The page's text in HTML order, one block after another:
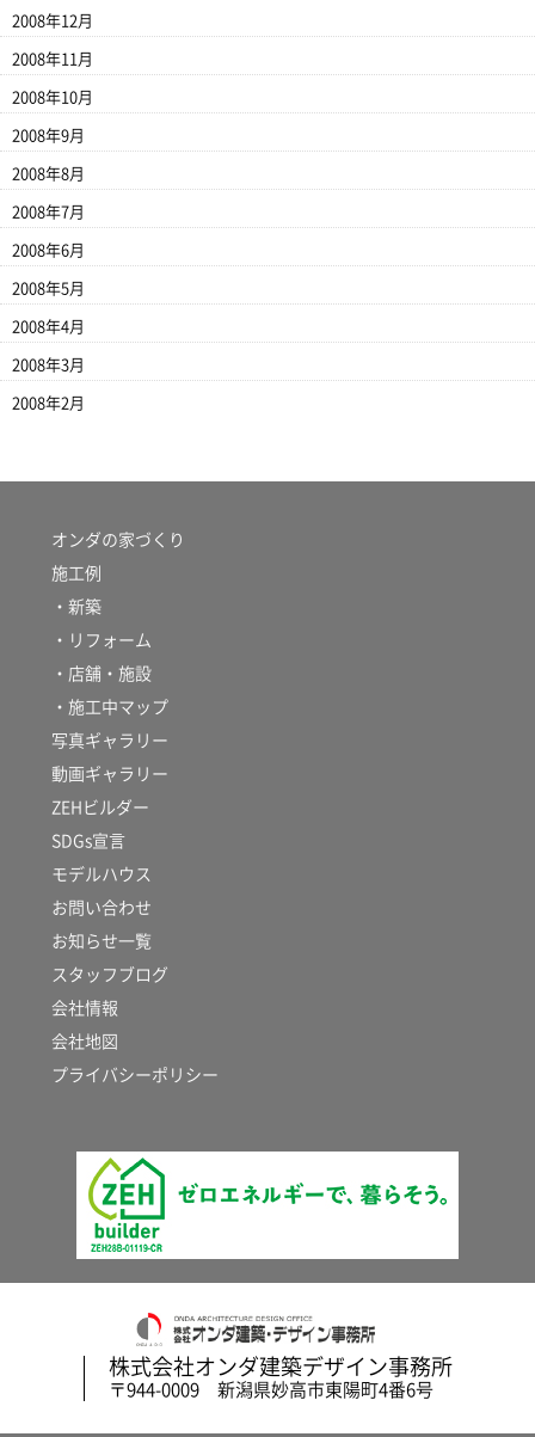
2008年12月
2008年11月
2008年10月
2008年9月
2008年8月
2008年7月
2008年6月
2008年5月
2008年4月
2008年3月
2008年2月
オンダの家づくり
施工例
・新築
・リフォーム
・店舗・施設
・施工中マップ
写真ギャラリー
動画ギャラリー
ZEHビルダー
SDGs宣言
モデルハウス
お問い合わせ
お知らせ一覧
スタッフブログ
会社情報
会社地図
プライバシーポリシー
株式会社オンダ建築デザイン事務所
〒944-0009 新潟県妙高市東陽町4番6号